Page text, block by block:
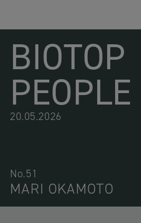
BIOTOP
PEOPLE
20.05.2026
No.51
MARI OKAMOTO